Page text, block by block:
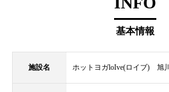
基本情報
施設名 ホットヨガloIve(ロイブ) 旭川